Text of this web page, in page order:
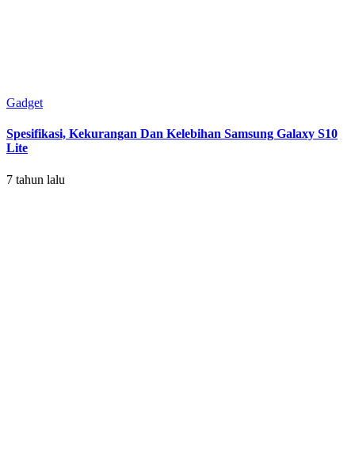
Gadget
Spesifikasi, Kekurangan Dan Kelebihan Samsung Galaxy S10
Lite
7 tahun lalu